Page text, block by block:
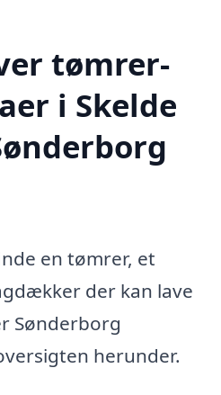
tømrer-
i Skelde
en tømrer, et
der kan lave
Sønderborg
herunder.